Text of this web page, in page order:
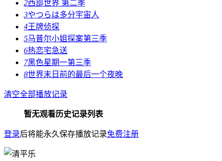
2西部世界 第二季
3やつらは多分宇宙人
4王牌侦探
5马普尔小姐探案第三季
6热恋宅急送
7黑色星期一第三季
8世界末日前的最后一个夜晚
清空全部播放记录
暂无观看历史记录列表
登录后将能永久保存播放记录免费注册